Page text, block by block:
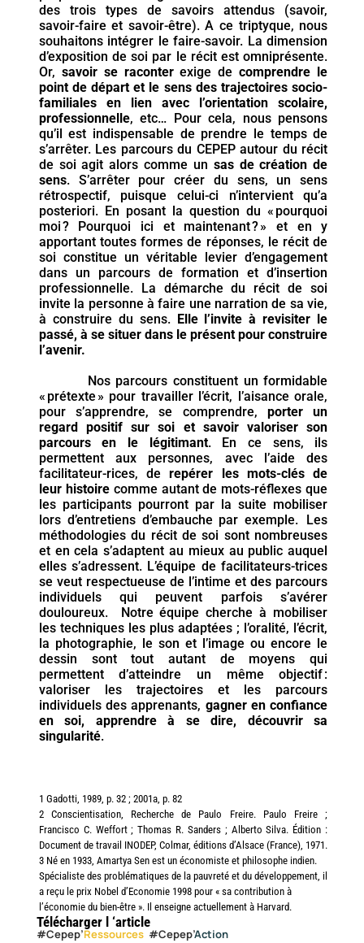
des trois types de savoirs attendus (savoir,
savoir-faire et savoir-être). A ce triptyque, nous
souhaitons intégrer le faire-savoir. La dimension
d’exposition de soi par le récit est omniprésente.
Or, savoir se raconterexige decomprendre le
point de départ et le sens des trajectoires socio-
familiales en lien avec l’orientation scolaire,
professionnelle, etc… Pour cela, nous pensons
qu’il est indispensable de prendre le temps de
s’arrêter. Les parcours du CEPEP autour du récit
de soi agit alors comme un sas de création de
sens. S’arrêter pour créer du sens, un sens
rétrospectif, puisque celui-ci n’intervient qu’a
posteriori. En posant la question du « pourquoi
moi ? Pourquoi ici et maintenant ? » et en y
apportant toutes formes de réponses, le récit de
soi constitue un véritable levier d’engagement
dans un parcours de formation et d’insertion
professionnelle. La démarche du récit de soi
invite la personne à faire une narration de sa vie,
à construire du sens. Elle l’invite à revisiter le
passé, à se situer dans le présent pour construire
l’avenir.
Nos parcours constituent un formidable
« prétexte » pour travailler l’écrit, l’aisance orale,
pour s’apprendre, se comprendre, porter un
regard positif sur soi et savoir valoriser son
parcours en le légitimant. En ce sens, ils
permettent aux personnes, avec l’aide des
facilitateur-rices, derepérer les mots-clés de
leur histoirecomme autant de mots-réflexes que
les participants pourront par la suite mobiliser
lors d’entretiens d’embauche par exemple. Les
méthodologies du récit de soi sont nombreuses
et en cela s’adaptent au mieux au public auquel
elles s’adressent. L’équipe de facilitateurs-trices
se veut respectueuse de l’intime et des parcours
individuels qui peuvent parfois s’avérer
douloureux. Notre équipe cherche à mobiliser
les techniques les plus adaptées ; l’oralité, l’écrit,
la photographie, le son et l’image ou encore le
dessin sont tout autant de moyens qui
permettent d’atteindre un même objectif :
valoriser les trajectoires et les parcours
individuels des apprenants, gagner en confiance
en soi, apprendre à se dire, découvrir sa
singularité.
1 Gadotti, 1989, p. 32 ; 2001a, p. 82
2Conscientisation, Recherche de Paulo Freire. Paulo Freire ;
Francisco C. Weffort ; Thomas R. Sanders ; Alberto Silva. Édition :
Document de travail INODEP, Colmar, éditions d’Alsace (France), 1971.
3Né en 1933, Amartya Sen est un économiste et philosophe indien.
Spécialiste des problématiques de la pauvreté et du développement, il
a reçu le prix Nobel d’Economie 1998 pour « sa contribution à
l’économie du bien-être ». Il enseigne actuellement à Harvard.
Télécharger l ‘article
#Cepep’Ressources#Cepep’Action